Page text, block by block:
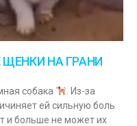
НА ГРАНИ
собака
. Из-за
ей сильную боль
и больше не может их